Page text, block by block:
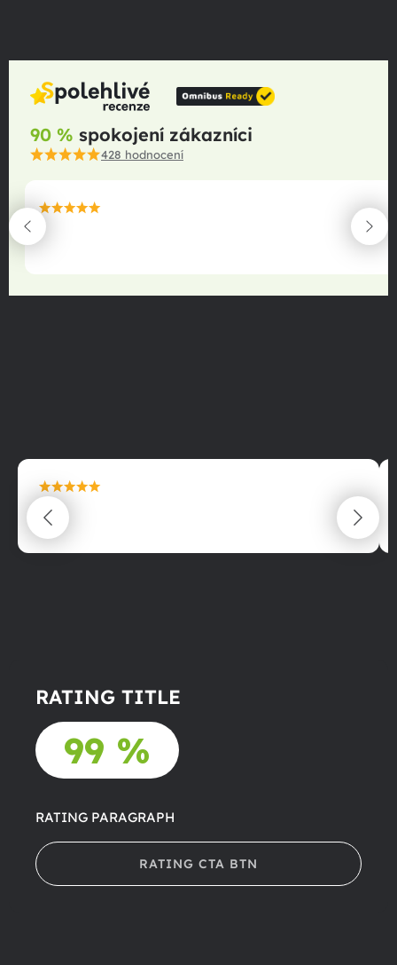
90 % spokojení zákazníci
428 hodnocení
maximální spokojenost
22.06.2025
maximální spokojenost
22.06.2025
RATING TITLE
99 %
RATING PARAGRAPH
RATING CTA BTN